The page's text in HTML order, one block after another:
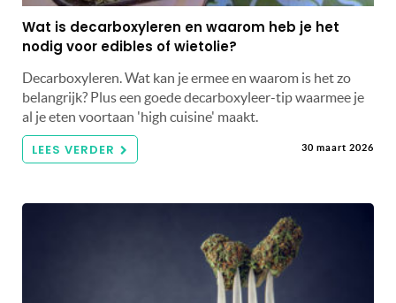
Wat is decarboxyleren en waarom heb je het
nodig voor edibles of wietolie?
Decarboxyleren. Wat kan je ermee en waarom is het zo
belangrijk? Plus een goede decarboxyleer-tip waarmee je
al je eten voortaan 'high cuisine' maakt.
LEES VERDER 30 maart 2026